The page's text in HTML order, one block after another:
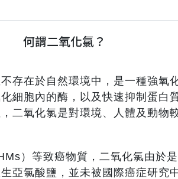
何謂二氧化氯？
存在於自然環境中，是一種強氧
細胞內的酶，以及快速抑制蛋白
二氧化氯是對環境、人體及動物
）等致癌物質，二氧化氯由於
亞氯酸鹽，並未被國際癌症研究